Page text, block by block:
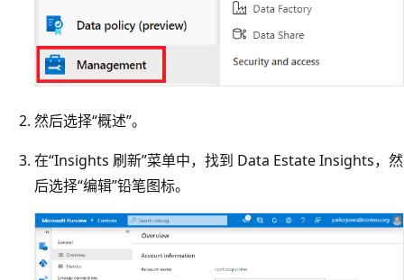
然后选择“概述”。
在“Insights 刷新”菜单中，找到 Data Estate Insights，然
后选择“编辑”铅笔图标。